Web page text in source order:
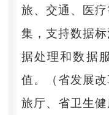
旅、交通、医
集，支持数据
据处理和数据
值。（省发展
旅厅、省卫生